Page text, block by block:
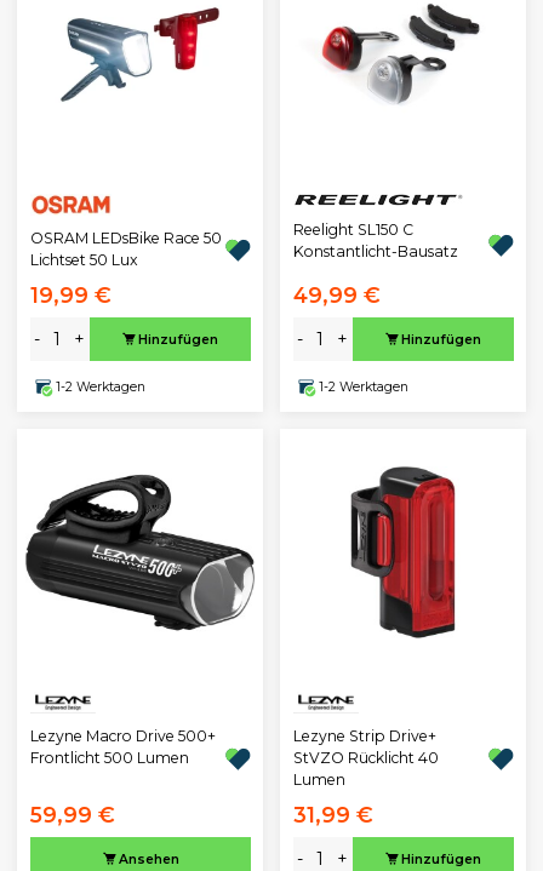
OSRAM LEDsBike Race 50
Lichtset 50 Lux
19,99 €
- + Hinzufügen
1-2 Werktagen
Reelight SL150 C
Konstantlicht-Bausatz
49,99 €
- + Hinzufügen
1-2 Werktagen
Lezyne Macro Drive 500+
Frontlicht 500 Lumen
59,99 €
Ansehen
Lezyne Strip Drive+
StVZO Rücklicht 40
Lumen
31,99 €
- + Hinzufügen